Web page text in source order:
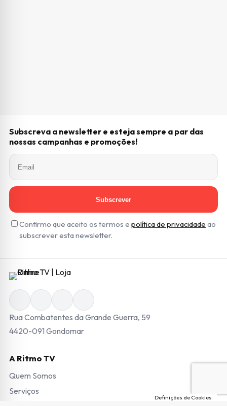
Subscreva a newsletter e esteja sempre a par das
nossas campanhas e promoções!
Subscrever
Confirmo que aceito os termos e política de privacidade ao
subscrever esta newsletter.
Rua Combatentes da Grande Guerra, 59
4420-091 Gondomar
A Ritmo TV
Quem Somos
Serviços
Definições de Cookies